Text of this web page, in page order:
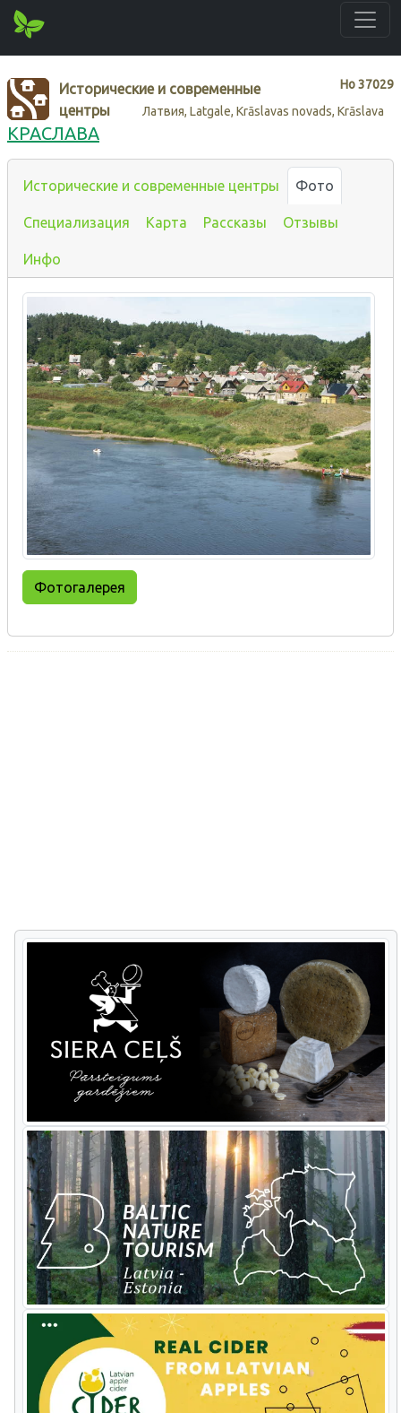
Нo37029
Исторические и современные
центры
Латвия, Latgale, Krāslavas novads, Krāslava
КРАСЛАВА
Исторические и современные центры Фото
Специализация Карта Рассказы Отзывы
Инфо
Фотогалерея